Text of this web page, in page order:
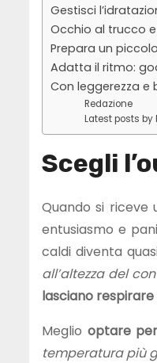
Gestisci
Occhio al trucco
Prepara un
Adatta il ritmo:
Con leggerezza e
Redazione
Latest posts by
Scegli
Quando si riceve
entusiasmo e
caldi diventa
all’altezza del
lasciano
Meglio optare
temperatura più